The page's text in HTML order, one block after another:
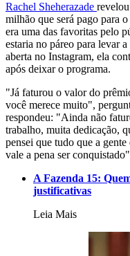
Rachel Sheherazade
milhão que será pago para
era uma das favoritas pelo
estaria no páreo para levar
aberta no Instagram, ela
após deixar o programa.
"Já faturou o valor do
você merece muito",
respondeu: "Ainda não
trabalho, muita dedicação,
pensei que tudo que a
vale a pena ser
A Fazenda 15:
justificativas
Leia Mais